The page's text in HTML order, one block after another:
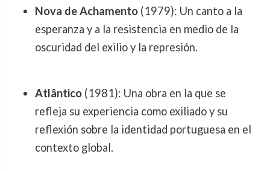
Nova de Achamento(1979): Un canto a la
esperanza y a la resistencia en medio de la
oscuridad del exilio y la represión.
Atlântico(1981): Una obra en la que se
refleja su experiencia como exiliado y su
reflexión sobre la identidad portuguesa en el
contexto global.